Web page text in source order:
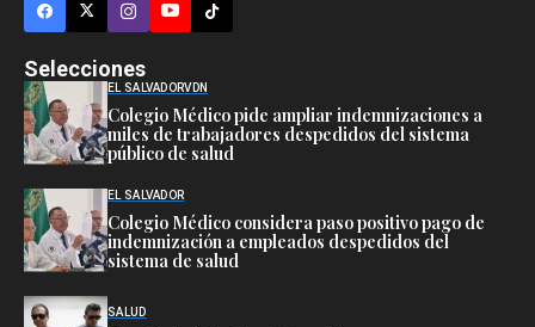
Selecciones
EL SALVADORVDN
Colegio Médico pide ampliar indemnizaciones a
miles de trabajadores despedidos del sistema
público de salud
EL SALVADOR
Colegio Médico considera paso positivo pago de
indemnización a empleados despedidos del
sistema de salud
SALUD